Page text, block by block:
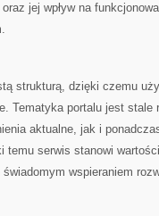
jej wpływ na
strukturą, dzięki czemu
Tematyka portalu jest stale
aktualne, jak i
serwis stanowi
wspieraniem